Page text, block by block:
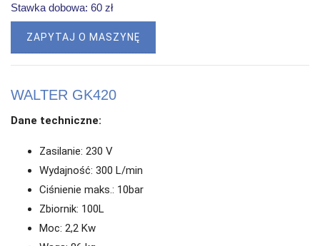
Stawka dobowa: 60 zł
ZAPYTAJ O MASZYNĘ
WALTER GK420
Dane techniczne:
Zasilanie: 230 V
Wydajność: 300 L/min
Ciśnienie maks.: 10bar
Zbiornik: 100L
Moc: 2,2 Kw